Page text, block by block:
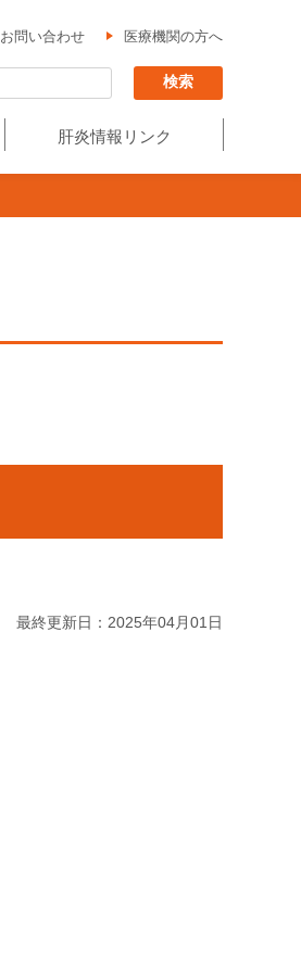
お問い合わせ 医療機関の方へ
肝炎情報リンク
最終更新日：2025年04月01日